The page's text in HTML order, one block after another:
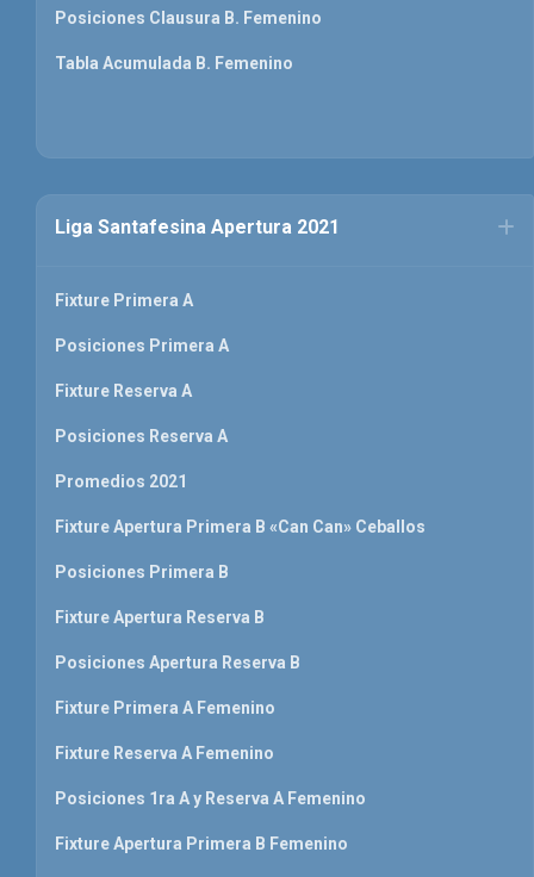
Posiciones Clausura B. Femenino
Tabla Acumulada B. Femenino
Liga Santafesina Apertura 2021
Fixture Primera A
Posiciones Primera A
Fixture Reserva A
Posiciones Reserva A
Promedios 2021
Fixture Apertura Primera B «Can Can» Ceballos
Posiciones Primera B
Fixture Apertura Reserva B
Posiciones Apertura Reserva B
Fixture Primera A Femenino
Fixture Reserva A Femenino
Posiciones 1ra A y Reserva A Femenino
Fixture Apertura Primera B Femenino